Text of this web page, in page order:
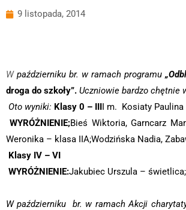
9 listopada, 2014
Wpaździerniku br. w ramach programu
droga do szkoły”. Uczniowie bardzo chętnie
Oto wyniki: Klasy 0 – IIII m. Kosiaty
WYRÓŻNIENIE;Bieś Wiktoria, Garncarz
Weronika – klasa IIA;Wodzińska Nadia,
Klasy IV – VI
WYRÓŻNIENIE:Jakubiec Urszula –
W październiku br. w ramach Akcji